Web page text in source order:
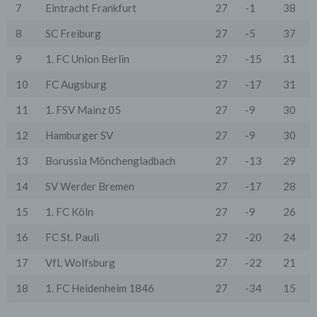
7
Eintracht Frankfurt 27 -1
38
8
SC Freiburg 27 -5
37
9
1. FC Union Berlin 27 -15
31
10
FC Augsburg 27 -17
31
11
1. FSV Mainz 05 27 -9
30
12
Hamburger SV 27 -9
30
13
Borussia Mönchengladbach 27 -13
29
14
SV Werder Bremen 27 -17
28
15
1. FC Köln 27 -9
26
16
FC St. Pauli 27 -20
24
17
VfL Wolfsburg 27 -22
21
18
1. FC Heidenheim 1846 27 -34 15
oder spezieller Vertragsklauseln, die eine gesetzlich
Die personenbezogenen Daten werden, neben den
genannten Verwendung, für die folgenden Zwecke auf
Einwilligungen der Nutzer verarbeitet:
Optimierung und Sicherung unserer Dienste-, Service-
und Nutzerleistungen;
- Die Gewährleistung eines effektiven Kundendienstes
und technischen Supports.
Wir übermitteln die Daten der Nutzer an Dritte nur,
an einen Zahlungsdienstleister) oder für andere
vertraglichen Verpflichtungen gegenüber den Nutzern
oder Email) werden die Angaben des Nutzers zwecks